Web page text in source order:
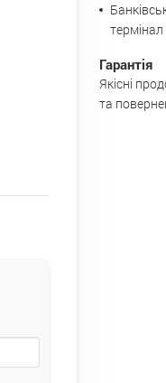
термінал
Гарантія
Якісні
та